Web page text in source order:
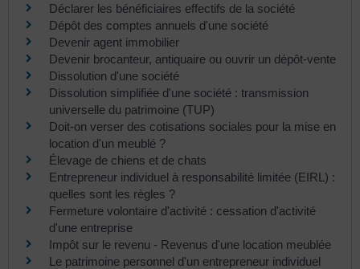
Déclarer les bénéficiaires effectifs de la société
Dépôt des comptes annuels d'une société
Devenir agent immobilier
Devenir brocanteur, antiquaire ou ouvrir un dépôt-vente
Dissolution d'une société
Dissolution simplifiée d'une société : transmission
universelle du patrimoine (TUP)
Doit-on verser des cotisations sociales pour la mise en
location d'un meublé ?
Élevage de chiens et de chats
Entrepreneur individuel à responsabilité limitée (EIRL) :
quelles sont les règles ?
Fermeture volontaire d'activité : cessation d'activité
d'une entreprise
Impôt sur le revenu - Revenus d'une location meublée
Le patrimoine personnel d'un entrepreneur individuel